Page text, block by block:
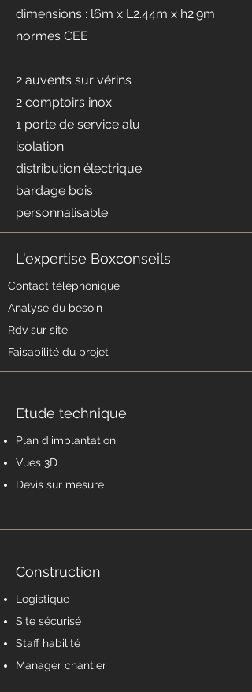
dimensions : l6m x L2.44m x h2.9m
normes CEE
2 auvents sur vérins
2 comptoirs inox
1 porte de service alu
isolation
distribution électrique
bardage bois
personnalisable
L'expertise Boxconseils
Contact téléphonique
Analyse du besoin
Rdv sur site
Faisabilité du projet
Etude technique
Plan d'implantation
Vues 3D
Devis sur mesure
Construction
Logistique
Site sécurisé
Staff habilité
Manager chantier